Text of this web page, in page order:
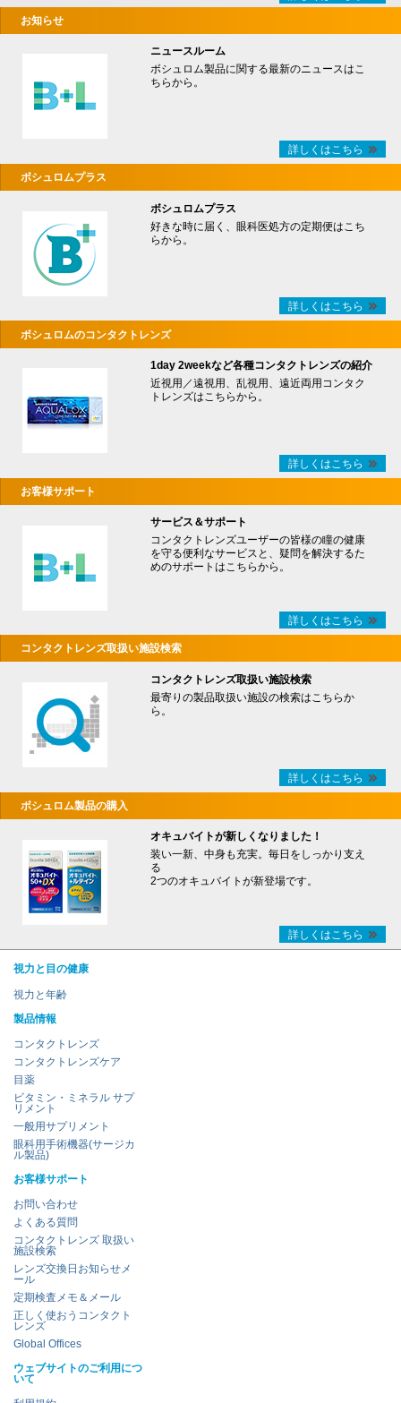
お知らせ
ニュースルーム
ボシュロム製品に関する最新のニュースはこ
ちらから。
詳しくはこちら
ボシュロムプラス
ボシュロムプラス
好きな時に届く、眼科医処方の定期便はこち
らから。
詳しくはこちら
ボシュロムのコンタクトレンズ
1day 2weekなど各種コンタクトレンズの紹介
近視用／遠視用、乱視用、遠近両用コンタク
トレンズはこちらから。
詳しくはこちら
お客様サポート
サービス＆サポート
コンタクトレンズユーザーの皆様の瞳の健康
を守る便利なサービスと、疑問を解決するた
めのサポートはこちらから。
詳しくはこちら
コンタクトレンズ取扱い施設検索
コンタクトレンズ取扱い施設検索
最寄りの製品取扱い施設の検索はこちらか
ら。
詳しくはこちら
ボシュロム製品の購入
オキュバイトが新しくなりました！
装い一新、中身も充実。毎日をしっかり支え
る
2つのオキュバイトが新登場です。
詳しくはこちら
視力と目の健康
視力と年齢
製品情報
コンタクトレンズ
コンタクトレンズケア
目薬
ビタミン・ミネラル サプ
リメント
一般用サプリメント
眼科用手術機器(サージカ
ル製品)
お客様サポート
お問い合わせ
よくある質問
コンタクトレンズ 取扱い
施設検索
レンズ交換日お知らせメ
ール
定期検査メモ＆メール
正しく使おうコンタクト
レンズ
Global Offices
ウェブサイトのご利用につ
いて